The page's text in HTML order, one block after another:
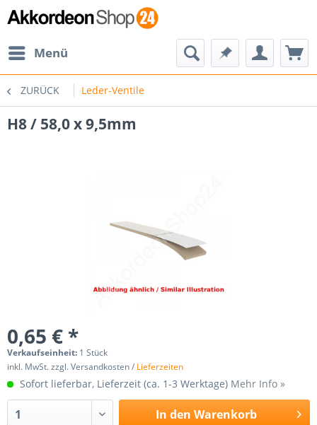
Menü
ZURÜCK Leder-Ventile
H8 / 58,0 x 9,5mm
0,65 € *
Verkaufseinheit: 1 Stück
inkl. MwSt. zzgl. Versandkosten / Lieferzeiten
Sofort lieferbar, Lieferzeit (ca. 1-3 Werktage) Mehr Info »
In den Warenkorb